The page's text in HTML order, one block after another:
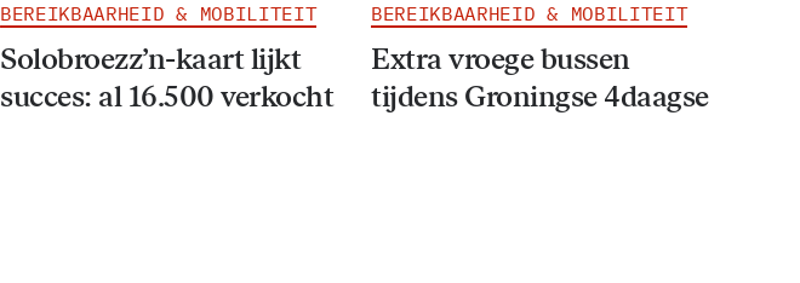
BEREIKBAARHEID & MOBILITEIT
Solobroezz’n-kaart lijkt
succes: al 16.500 verkocht
BEREIKBAARHEID & MOBILITEIT
Extra vroege bussen
tijdens Groningse 4daagse